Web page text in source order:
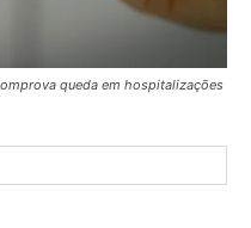
queda em hospitalizações